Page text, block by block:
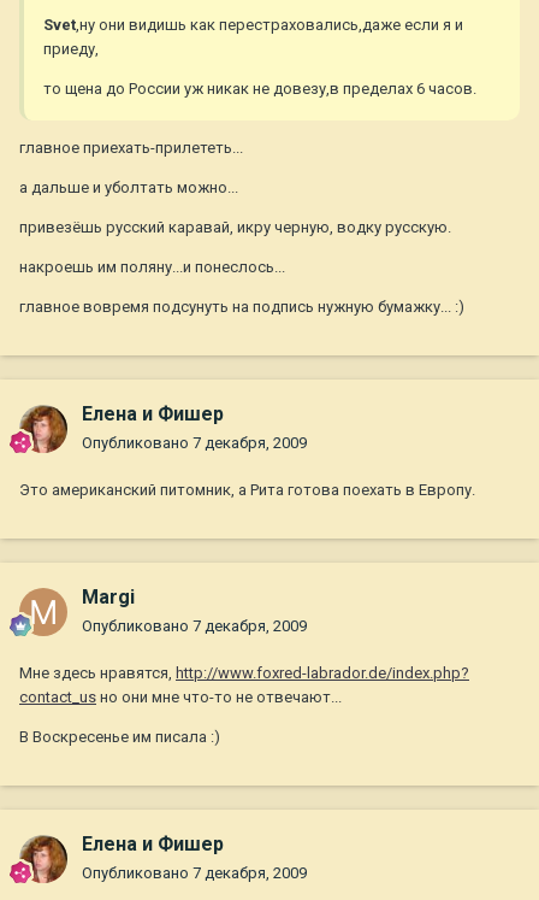
Svet,ну они видишь как перестраховались,даже если я и
приеду,
то щена до России уж никак не довезу,в пределах 6 часов.
главное приехать-прилететь...
а дальше и уболтать можно...
привезёшь русский каравай, икру черную, водку русскую.
накроешь им поляну...и понеслось...
главное вовремя подсунуть на подпись нужную бумажку... :)
Елена и Фишер
Опубликовано 7 декабря, 2009
Это американский питомник, а Рита готова поехать в Европу.
Margi
Опубликовано 7 декабря, 2009
Мне здесь нравятся, http://www.foxred-labrador.de/index.php?
contact_us но они мне что-то не отвечают...
В Воскресенье им писала :)
Елена и Фишер
Опубликовано 7 декабря, 2009